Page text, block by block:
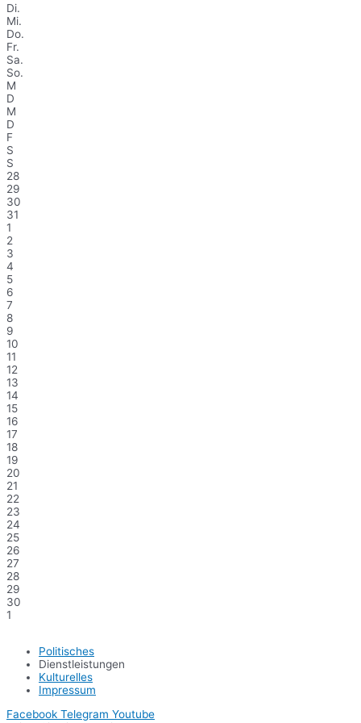
Di.
Mi.
Do.
Fr.
Sa.
So.
M
D
M
D
F
S
S
28
29
30
31
1
2
3
4
5
6
7
8
9
10
11
12
13
14
15
16
17
18
19
20
21
22
23
24
25
26
27
28
29
30
1
Politisches
Dienstleistungen
Kulturelles
Impressum
Facebook Telegram Youtube